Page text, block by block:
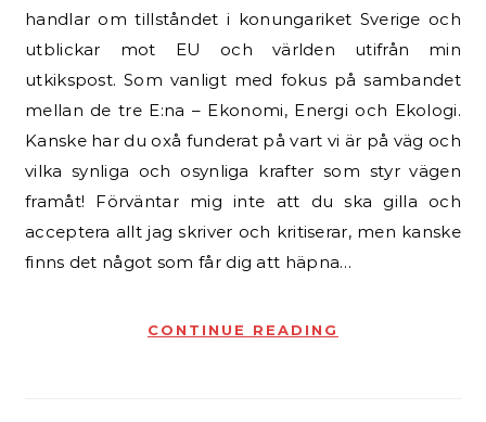
handlar om tillståndet i konungariket Sverige och
utblickar mot EU och världen utifrån min
utkikspost. Som vanligt med fokus på sambandet
mellan de tre E:na – Ekonomi, Energi och Ekologi.
Kanske har du oxå funderat på vart vi är på väg och
vilka synliga och osynliga krafter som styr vägen
framåt! Förväntar mig inte att du ska gilla och
acceptera allt jag skriver och kritiserar, men kanske
finns det något som får dig att häpna…
CONTINUE READING